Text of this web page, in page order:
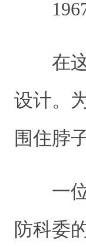
1967
在这
设计。
围住脖
一位
防科委